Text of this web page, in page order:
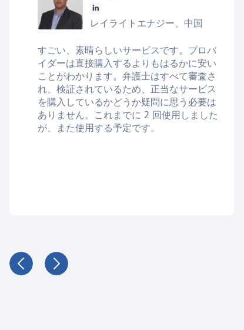
レイライトエナジー、中国
すごい、素晴らしいサービスです。プロバ
イダーは直接購入するよりもはるかに安い
ことがわかります。弁護士はすべて審査さ
れ、検証されているため、正当なサービス
を購入しているかどうか疑問に思う必要は
ありません。これまでに 2 回使用しました
が、また使用する予定です。